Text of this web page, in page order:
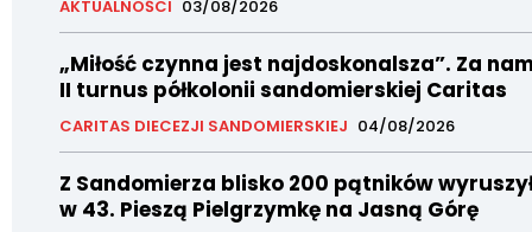
AKTUALNOŚCI 03/08/2026
„Miłość czynna jest najdoskonalsza”. Za
II turnus półkolonii sandomierskiej Caritas
CARITAS DIECEZJI SANDOMIERSKIEJ 04/08/2026
Z Sandomierza blisko 200 pątników
w 43. Pieszą Pielgrzymkę na Jasną Górę